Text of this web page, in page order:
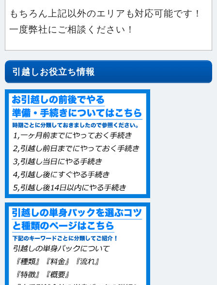
一度弊社にご相談ください！
引越しお役立ち情報